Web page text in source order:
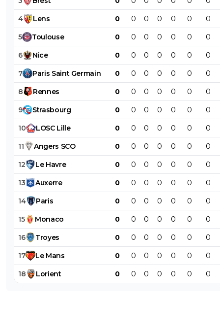
4 Lens 0 0 0 0 0 0 0
5 Toulouse 0 0 0 0 0 0 0
6 Nice 0 0 0 0 0 0 0
7 Paris Saint Germain 0 0 0 0 0 0 0
8 Rennes 0 0 0 0 0 0 0
9 Strasbourg 0 0 0 0 0 0 0
10 LOSC Lille 0 0 0 0 0 0 0
11 Angers SCO 0 0 0 0 0 0 0
12 Le Havre 0 0 0 0 0 0 0
13 Auxerre 0 0 0 0 0 0 0
14 Paris 0 0 0 0 0 0 0
15 Monaco 0 0 0 0 0 0 0
16 Troyes 0 0 0 0 0 0 0
17 Le Mans 0 0 0 0 0 0 0
18 Lorient 0 0 0 0 0 0 0